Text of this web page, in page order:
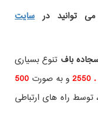
توانید در سایت
باف تنوع بسیاری
و به صورت 500
راه های ارتباطی